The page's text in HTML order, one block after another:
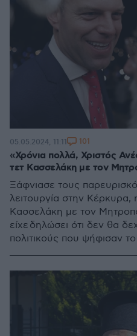
«Χρόνια πολλά, Χριστός
τετ Κασσελάκη με τον
Ξάφνιασε τους
λειτουργία στην Κέρκυρα,
Κασσελάκη με τον
είχε δηλώσει ότι δεν θα
πολιτικούς που ψήφισαν
05.05.2024, 11:11 101